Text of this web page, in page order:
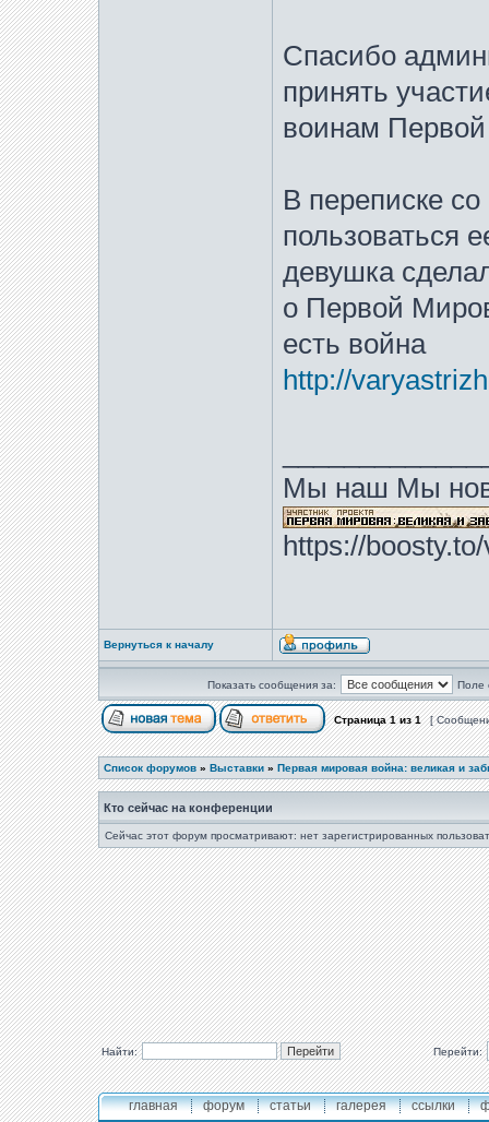
Спасибо
принять
воинам
В переписке
пользоваться
девушка
о Первой
есть война
http://
Мы наш Мы
https://
Вернуться к началу
Показать сообщения за: Поле
Страница1из1 [
Список форумов » Выставки » Первая мировая война: великая и
Кто сейчас на конференции
Сейчас этот форум просматривают: нет зарегистрированных
Найти: Перейти:
главная форум статьи галерея ссылки